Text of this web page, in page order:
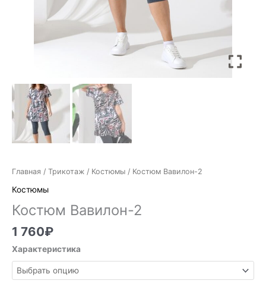
Главная / Трикотаж / Костюмы / Костюм Вавилон-2
Костюмы
Костюм Вавилон-2
1 760₽
Характеристика